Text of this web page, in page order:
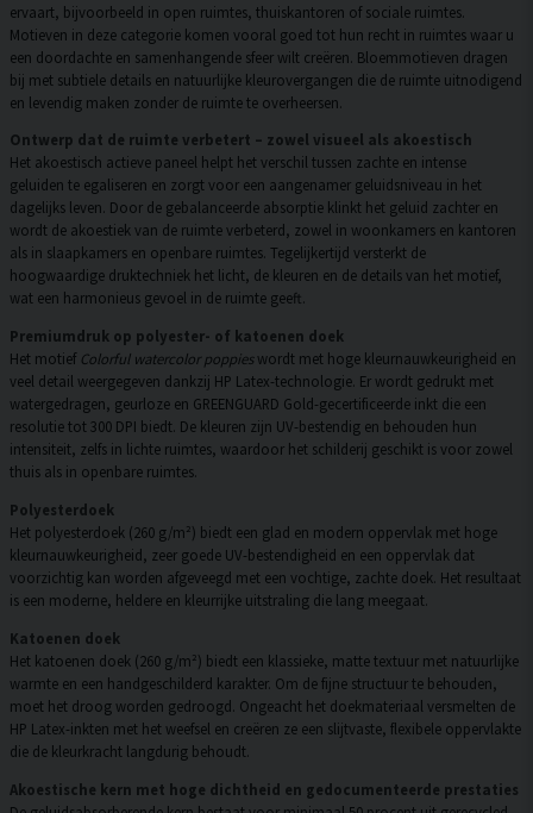
ervaart, bijvoorbeeld in open ruimtes, thuiskantoren of sociale ruimtes.
Motieven in deze categorie komen vooral goed tot hun recht in ruimtes waar u
een doordachte en samenhangende sfeer wilt creëren. Bloemmotieven dragen
bij met subtiele details en natuurlijke kleurovergangen die de ruimte uitnodigend
en levendig maken zonder de ruimte te overheersen.
Ontwerp dat de ruimte verbetert – zowel visueel als akoestisch
Het akoestisch actieve paneel helpt het verschil tussen zachte en intense
geluiden te egaliseren en zorgt voor een aangenamer geluidsniveau in het
dagelijks leven. Door de gebalanceerde absorptie klinkt het geluid zachter en
wordt de akoestiek van de ruimte verbeterd, zowel in woonkamers en kantoren
als in slaapkamers en openbare ruimtes. Tegelijkertijd versterkt de
hoogwaardige druktechniek het licht, de kleuren en de details van het motief,
wat een harmonieus gevoel in de ruimte geeft.
Premiumdruk op polyester- of katoenen doek
Het motief Colorful watercolor poppieswordt met hoge kleurnauwkeurigheid en
veel detail weergegeven dankzij HP Latex-technologie. Er wordt gedrukt met
watergedragen, geurloze en GREENGUARD Gold-gecertificeerde inkt die een
resolutie tot 300 DPI biedt. De kleuren zijn UV-bestendig en behouden hun
intensiteit, zelfs in lichte ruimtes, waardoor het schilderij geschikt is voor zowel
thuis als in openbare ruimtes.
Polyesterdoek
Het polyesterdoek (260 g/m²) biedt een glad en modern oppervlak met hoge
kleurnauwkeurigheid, zeer goede UV-bestendigheid en een oppervlak dat
voorzichtig kan worden afgeveegd met een vochtige, zachte doek. Het resultaat
is een moderne, heldere en kleurrijke uitstraling die lang meegaat.
Katoenen doek
Het katoenen doek (260 g/m²) biedt een klassieke, matte textuur met natuurlijke
warmte en een handgeschilderd karakter. Om de fijne structuur te behouden,
moet het droog worden gedroogd. Ongeacht het doekmateriaal versmelten de
HP Latex-inkten met het weefsel en creëren ze een slijtvaste, flexibele oppervlakte
die de kleurkracht langdurig behoudt.
Akoestische kern met hoge dichtheid en gedocumenteerde prestaties